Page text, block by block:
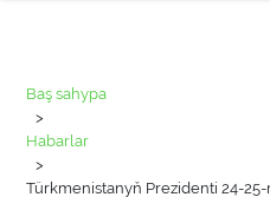
Baş sahypa
>
Habarlar
>
Türkmenistanyň Prezidenti 24-